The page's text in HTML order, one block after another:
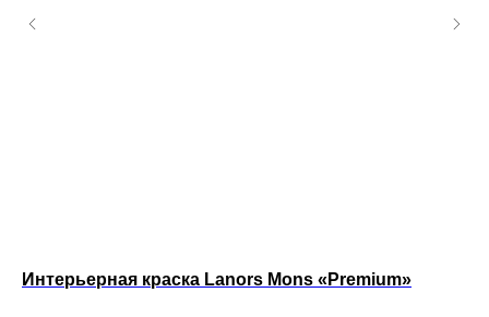
Интерьерная краска Lanors Mons «Premium»